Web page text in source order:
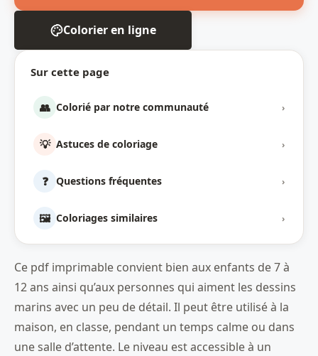
Sur cette page
👥 Colorié par notre communauté ›
💡 Astuces de coloriage ›
❓ Questions fréquentes ›
🖼️ Coloriages similaires ›
Colorier en ligne
Ce pdf imprimable convient bien aux enfants de 7 à
12 ans ainsi qu’aux personnes qui aiment les dessins
marins avec un peu de détail. Il peut être utilisé à la
maison, en classe, pendant un temps calme ou dans
une salle d’attente. Le niveau est accessible à un